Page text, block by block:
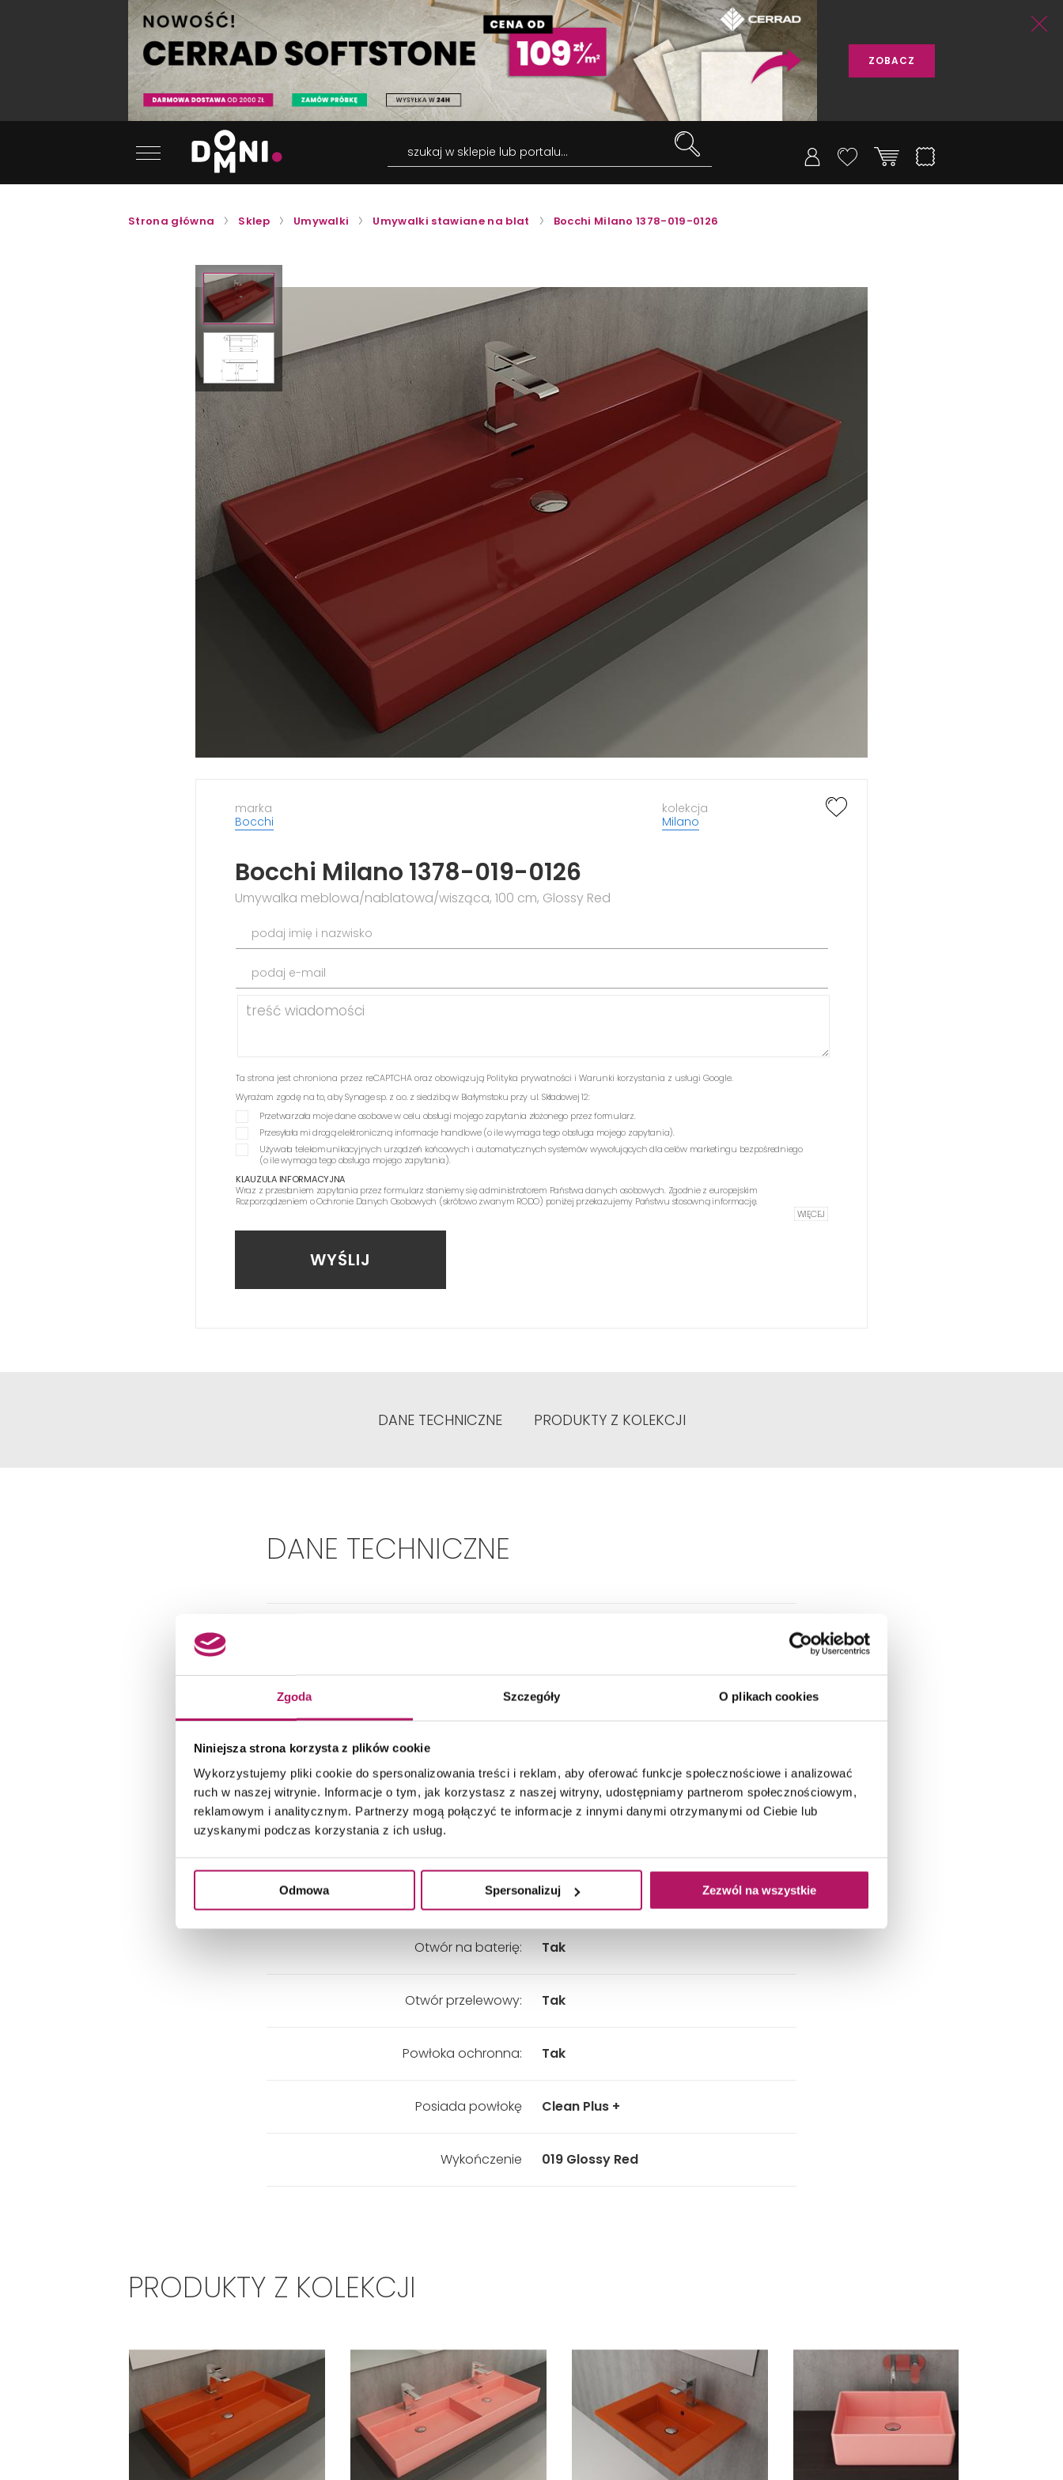
Zgoda Szczegóły O plikach cookies
Niniejsza strona korzysta z plików cookie
Wykorzystujemy pliki cookie do spersonalizowania treści i reklam, aby oferować funkcje społecznościowe i analizować
ruch w naszej witrynie. Informacje o tym, jak korzystasz z naszej witryny, udostępniamy partnerom społecznościowym,
reklamowym i analitycznym. Partnerzy mogą połączyć te informacje z innymi danymi otrzymanymi od Ciebie lub
uzyskanymi podczas korzystania z ich usług.
Odmowa Spersonalizuj Zezwól na wszystkie
ZOBACZ
szukaj w sklepie lub portalu...
Strona główna Sklep Umywalki Umywalki stawiane na blat Bocchi Milano 1378-019-0126
marka
Bocchi
kolekcja
Milano
Bocchi Milano 1378-019-0126
Umywalka meblowa/nablatowa/wisząca, 100 cm, Glossy Red
podaj imię i nazwisko
podaj e-mail
Ta strona jest chroniona przez reCAPTCHA oraz obowiązują Polityka prywatności i Warunki korzystania z usługi Google.
Wyrażam zgodę na to, aby Synage sp. z o.o. z siedzibą w Białymstoku przy ul. Składowej 12:
Przetwarzała moje dane osobowe w celu obsługi mojego zapytania złożonego przez formularz.
Przesyłała mi drogą elektroniczną informacje handlowe (o ile wymaga tego obsługa mojego zapytania).
Używała telekomunikacyjnych urządzeń końcowych i automatycznych systemów wywołujących dla celów marketingu bezpośredniego
(o ile wymaga tego obsługa mojego zapytania).
KLAUZULA INFORMACYJNA
Wraz z przesłaniem zapytania przez formularz staniemy się administratorem Państwa danych osobowych. Zgodnie z europejskim
Rozporządzeniem o Ochronie Danych Osobowych (skrótowo zwanym RODO) poniżej przekazujemy Państwu stosowną informację.
WIĘCEJ
WYŚLIJ
DANE TECHNICZNE PRODUKTY Z KOLEKCJI
DANE TECHNICZNE
Dokładny wymiar - Szerokość: 1004 mm
Dokładny wymiar - Wysokość:
Kolor: Czerwony
Otwór na baterię: Tak
Otwór przelewowy: Tak
Powłoka ochronna: Tak
Posiada powłokę Clean Plus +
Wykończenie 019 Glossy Red
PRODUKTY Z KOLEKCJI